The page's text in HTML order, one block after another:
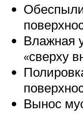
Влажная
«сверху
Вынос